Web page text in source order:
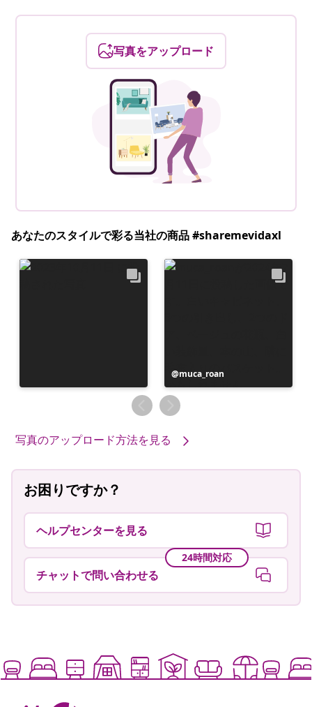
写真をアップロード
あなたのスタイルで彩る当社の商品 #sharemevidaxl
投
稿
者
muca_roan
写真のアップロード方法を見る
お困りですか？
ヘルプセンターを見る
24時間対応
チャットで問い合わせる